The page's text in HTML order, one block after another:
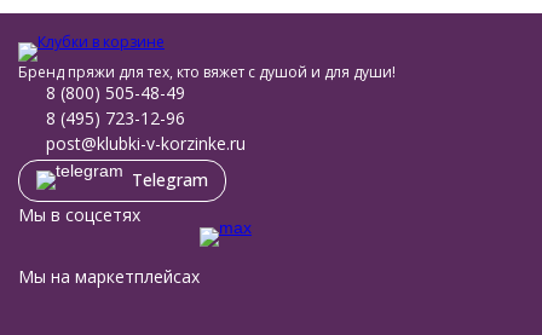
Бренд пряжи для тех, кто вяжет с душой и для души!
8 (800) 505-48-49
8 (495) 723-12-96
post@klubki-v-korzinke.ru
Telegram
Мы в соцсетях
Мы на маркетплейсах